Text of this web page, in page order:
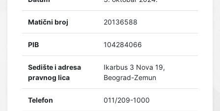
Matični broj 20136588
PIB 104284066
Sedište i adresa
pravnog lica
Ikarbus 3 Nova 19,
Beograd-Zemun
Telefon 011/209-1000